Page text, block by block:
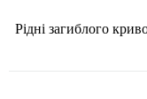
Рідні загиблого